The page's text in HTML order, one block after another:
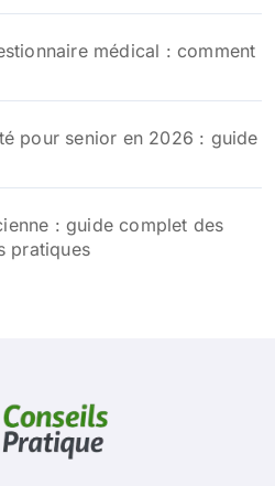
médical : comment
pour senior en 2026 : guide
: guide complet des
pratiques